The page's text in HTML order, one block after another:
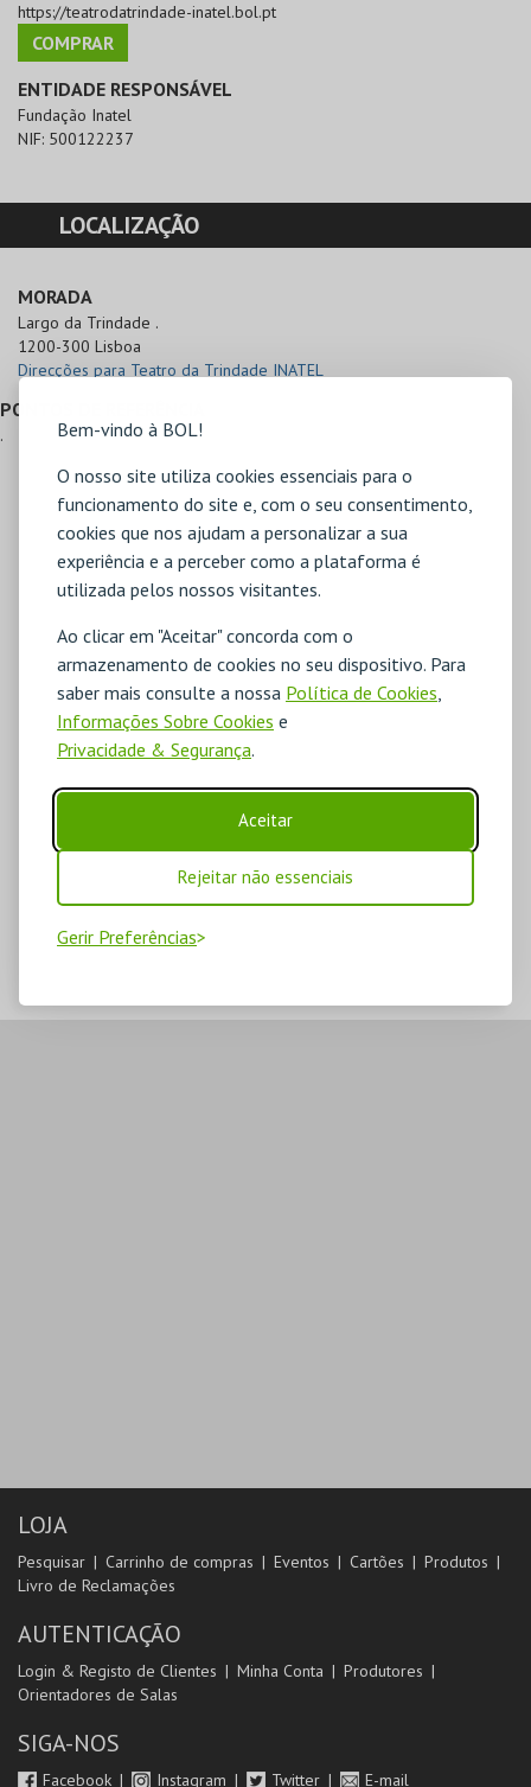
Bem-vindo à BOL!
O nosso site utiliza cookies essenciais para o
funcionamento do site e, com o seu consentimento,
cookies que nos ajudam a personalizar a sua
experiência e a perceber como a plataforma é
utilizada pelos nossos visitantes.
Ao clicar em "Aceitar" concorda com o
armazenamento de cookies no seu dispositivo. Para
saber mais consulte a nossa Política de Cookies,
Informações Sobre Cookies e
Privacidade & Segurança.
Aceitar
Rejeitar não essenciais
Gerir Preferências
https://teatrodatrindade-inatel.bol.pt
COMPRAR
ENTIDADE RESPONSÁVEL
Fundação Inatel
NIF: 500122237
LOCALIZAÇÃO
MORADA
Largo da Trindade .
1200-300 Lisboa
Direcções para Teatro da Trindade INATEL
PONTOS DE REFERÊNCIA
.
LOJA
Pesquisar Carrinho de compras Eventos Cartões
Produtos
Livro de Reclamações
AUTENTICAÇÃO
Login & Registo de Clientes Minha Conta
Produtores
Orientadores de Salas
SIGA-NOS
Facebook Instagram Twitter E-mail